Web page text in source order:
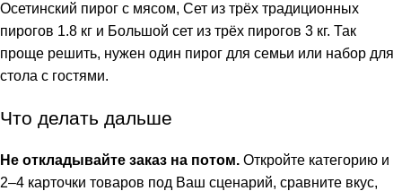
Осетинский пирог с мясом, Сет из трёх традиционных
пирогов 1.8 кг и Большой сет из трёх пирогов 3 кг. Так
проще решить, нужен один пирог для семьи или набор для
стола с гостями.
Что делать дальше
Не откладывайте заказ на потом. Откройте категорию и
2–4 карточки товаров под Ваш сценарий, сравните вкус,